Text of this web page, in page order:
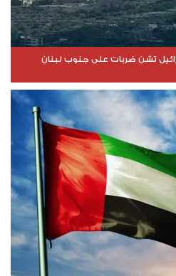
تشن ضربات على جنوب لبنان